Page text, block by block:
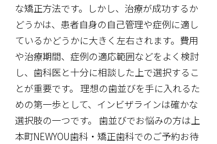
な矯正方法です。しかし、治療が成功するか
どうかは、患者自身の自己管理や症例に適し
ているかどうかに大きく左右されます。費用
や治療期間、症例の適応範囲などをよく検討
し、歯科医と十分に相談した上で選択するこ
とが重要です。 理想の歯並びを手に入れるた
めの第一歩として、インビザラインは確かな
選択肢の一つです。 歯並びでお悩みの方は上
本町NEWYOU歯科・矯正歯科でのご予約お待